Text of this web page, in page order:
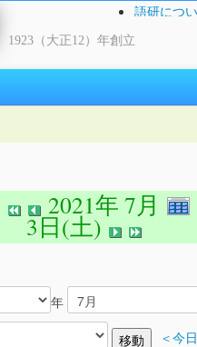
1923（大正12）年創立
語研につ
2021年 7月
3日(土)
年
＜今